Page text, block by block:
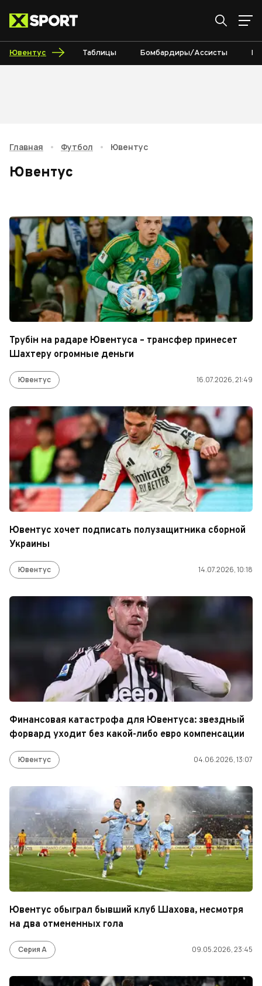
Ювентус Таблицы Бомбардиры/Ассисты
Главная • Футбол • Ювентус
Ювентус
Трубін на радаре Ювентуса – трансфер принесет
Шахтеру огромные деньги
Ювентус 16.07.2026, 21:49
Ювентус хочет подписать полузащитника сборной
Украины
Ювентус 14.07.2026, 10:18
Финансовая катастрофа для Ювентуса: звездный
форвард уходит без какой-либо евро компенсации
Ювентус 04.06.2026, 13:07
Ювентус обыграл бывший клуб Шахова, несмотря
на два отмененных гола
Серия А 09.05.2026, 23:45